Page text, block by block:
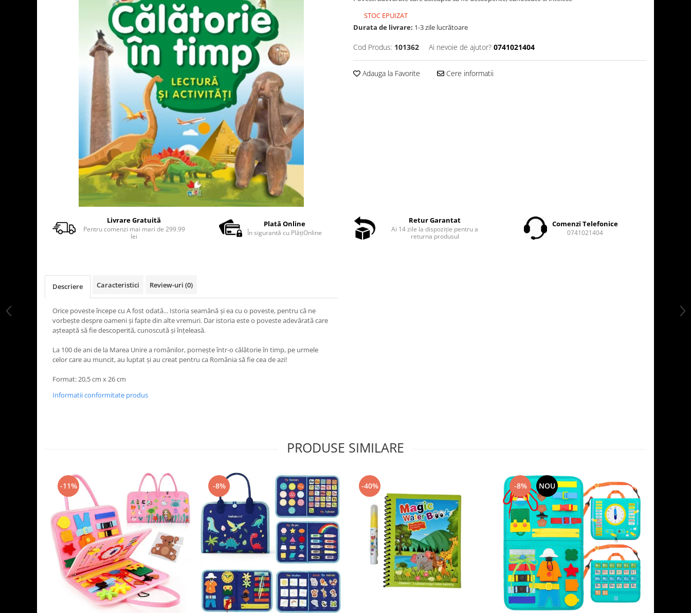
STOC EPUIZAT
Durata de livrare: 1-3 zile lucrătoare
Cod Produs: 101362 Ai nevoie de ajutor? 0741021404
Adauga la Favorite Cere informatii
Livrare Gratuită
Pentru comenzi mai mari de 299.99
lei
Plată Online
În sigurantă cu PlățiOnline
Retur Garantat
Ai 14 zile la dispoziție pentru a
returna produsul
Comenzi Telefonice
0741021404
Descriere Caracteristici Review-uri (0)
Orice poveste începe cu A fost odată... Istoria seamănă și ea cu o poveste, pentru că ne
vorbește despre oameni și fapte din alte vremuri. Dar istoria este o poveste adevărată care
așteaptă să fie descoperită, cunoscută și înțeleasă.
La 100 de ani de la Marea Unire a românilor, pornește într-o călătorie în timp, pe urmele
celor care au muncit, au luptat și au creat pentru ca România să fie cea de azi!
Format: 20,5 cm x 26 cm
Informatii conformitate produs
PRODUSE SIMILARE
-11% -8% -40% -8% NOU